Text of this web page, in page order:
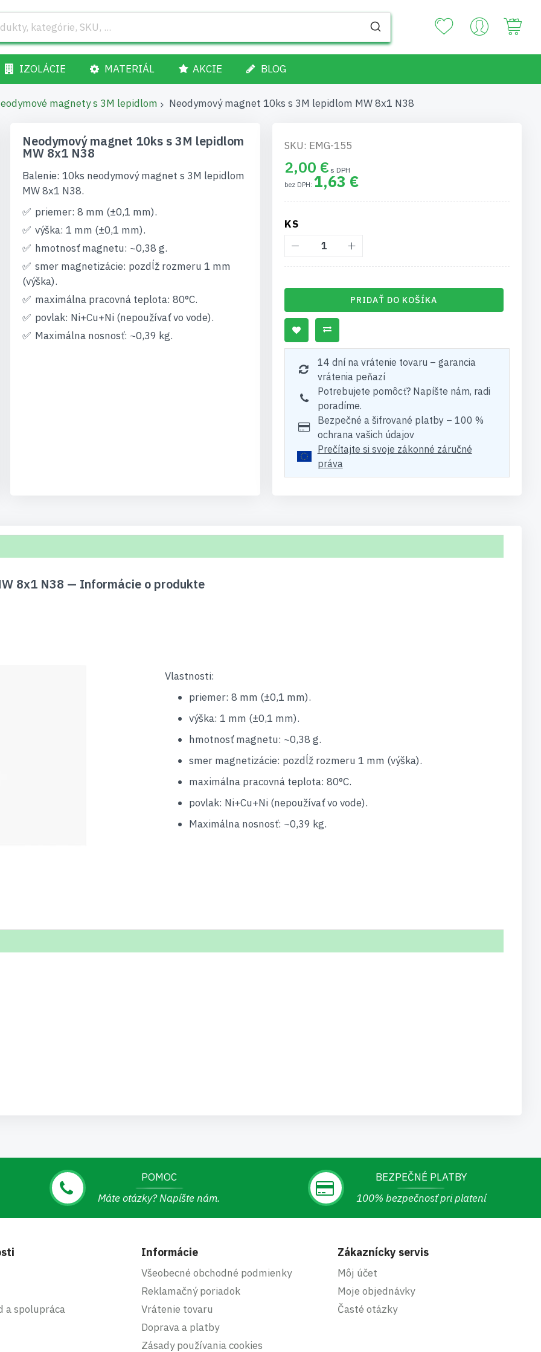
IZOLÁCIE MATERIÁL AKCIE BLOG
magnety s 3M lepidlom Neodymový magnet 10ks s 3M lepidlom MW 8x1 N38
Neodymový magnet 10ks s 3M lepidlom
MW 8x1 N38
Balenie: 10ks neodymový magnet s 3M lepidlom
MW 8x1 N38.
priemer: 8 mm (±0,1 mm).
výška: 1 mm (±0,1 mm).
hmotnosť magnetu: ~0,38 g.
smer magnetizácie: pozdĺž rozmeru 1 mm
(výška).
maximálna pracovná teplota: 80°C.
povlak: Ni+Cu+Ni (nepoužívať vo vode).
Maximálna nosnosť: ~0,39 kg.
SKU: EMG-155
2,00 €
1,63 €
KS
PRIDAŤ DO KOŠÍKA
14 dní na vrátenie tovaru – garancia
vrátenia peňazí
Potrebujete pomôcť? Napíšte nám, radi
poradíme.
Bezpečné a šifrované platby – 100 %
ochrana vašich údajov
Prečítajte si svoje zákonné záručné
práva
8x1 N38 — Informácie o produkte
Vlastnosti:
priemer: 8 mm (±0,1 mm).
výška: 1 mm (±0,1 mm).
hmotnosť magnetu: ~0,38 g.
smer magnetizácie: pozdĺž rozmeru 1 mm (výška).
maximálna pracovná teplota: 80°C.
povlak: Ni+Cu+Ni (nepoužívať vo vode).
Maximálna nosnosť: ~0,39 kg.
POMOC
Máte otázky? Napíšte nám.
BEZPEČNÉ PLATBY
100% bezpečnosť pri platení
a spolupráca
Informácie
Všeobecné obchodné podmienky
Reklamačný poriadok
Vrátenie tovaru
Doprava a platby
Zásady používania cookies
Zákaznícky servis
Môj účet
Moje objednávky
Časté otázky